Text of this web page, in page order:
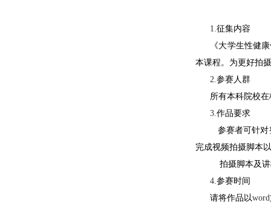
1.征集内容
《大学生性健
本课程。为更好拍
2.参赛人群
所有本科院校
3.作品要求
参赛者可针
完成视频拍摄脚本
拍摄脚本及
4.参赛时间
请将作品以word